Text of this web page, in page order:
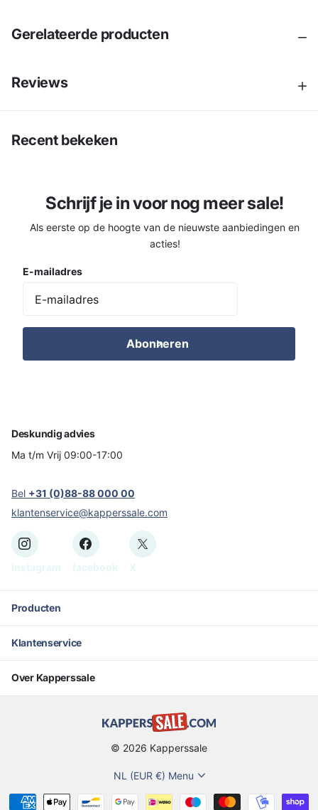
Gerelateerde producten
Reviews
Recent bekeken
Schrijf je in voor nog meer sale!
Als eerste op de hoogte van de nieuwste aanbiedingen en
acties!
E-mailadres
Abonneren
Deskundig advies
Ma t/m Vrij 09:00-17:00
Bel +31 (0)88-88 000 00
klantenservice@kapperssale.com
Producten
Klantenservice
Over Kapperssale
© 2026 Kapperssale
NL (EUR €) Menu